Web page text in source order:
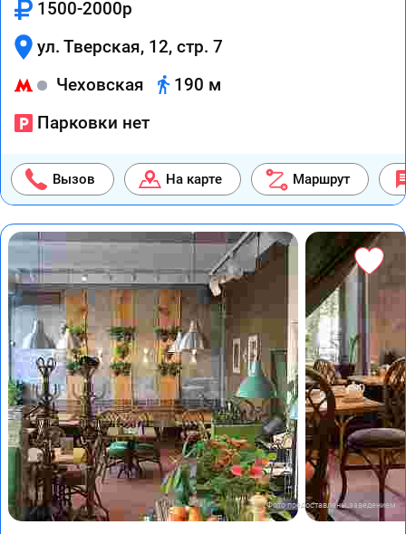
1500-2000р
ул. Тверская, 12, стр. 7
Чеховская
190 м
Парковки нет
Вызов На карте Маршрут
Фото предоставлены заведением